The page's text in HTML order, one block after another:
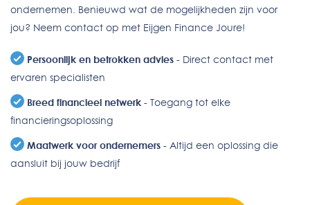
ondernemen. Benieuwd wat de mogelijkheden zijn voor
jou? Neem contact op met Eijgen Finance Joure!
Persoonlijk en betrokken advies - Direct contact met
ervaren specialisten
Breed financieel netwerk - Toegang tot elke
financieringsoplossing
Maatwerk voor ondernemers - Altijd een oplossing die
aansluit bij jouw bedrijf